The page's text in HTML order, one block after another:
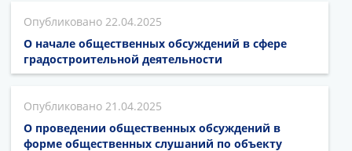
22.04.2025
О начале общественных обсуждений в сфере
градостроительной деятельности
21.04.2025
О проведении общественных обсуждений в
форме общественных слушаний по объекту